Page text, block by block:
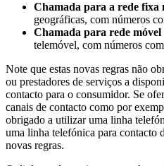
Chamada para a rede fixa
geográficas, com números
Chamada para rede móvel
telemóvel, com números
Note que estas novas regras não
ou prestadores de serviços a
contacto para o consumidor. Se
canais de contacto como por
obrigado a utilizar uma linha
uma linha telefónica para contacto
novas regras.